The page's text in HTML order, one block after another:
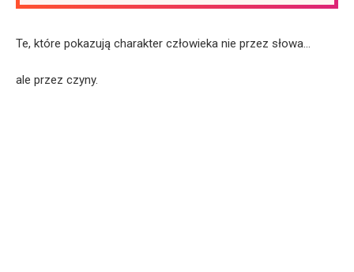
Te, które pokazują charakter człowieka nie przez słowa…
ale przez czyny.